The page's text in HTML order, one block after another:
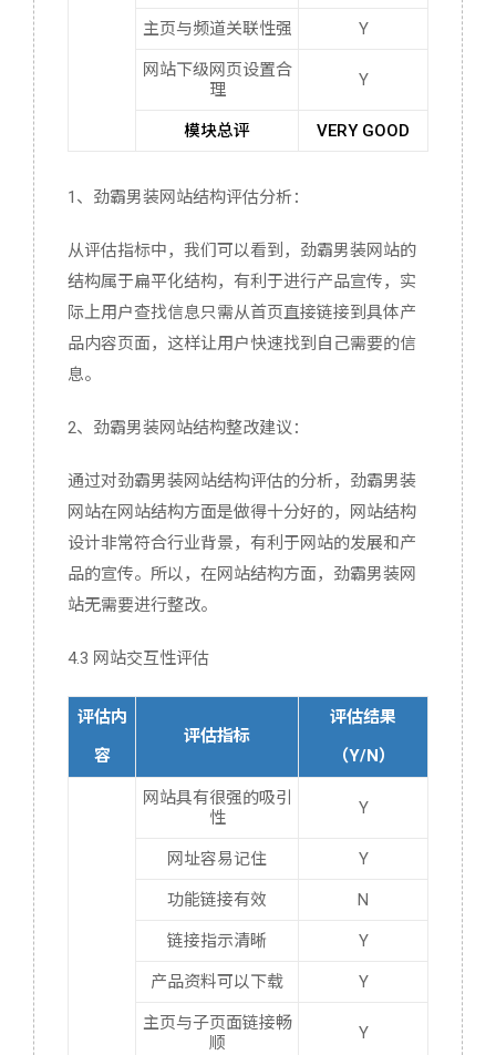
主页与频道关联性强 Y
网站下级网页设置合
理
Y
模块总评 VERY GOOD
1、劲霸男装网站结构评估分析：
从评估指标中，我们可以看到，劲霸男装网站的
结构属于扁平化结构，有利于进行产品宣传，实
际上用户查找信息只需从首页直接链接到具体产
品内容页面，这样让用户快速找到自己需要的信
息。
2、劲霸男装网站结构整改建议：
通过对劲霸男装网站结构评估的分析，劲霸男装
网站在网站结构方面是做得十分好的，网站结构
设计非常符合行业背景，有利于网站的发展和产
品的宣传。所以，在网站结构方面，劲霸男装网
站无需要进行整改。
4.3 网站交互性评估
评估内
容
评估指标
评估结果
（Y/N）
网站具有很强的吸引
性
Y
网址容易记住 Y
功能链接有效 N
链接指示清晰 Y
产品资料可以下载 Y
主页与子页面链接畅
顺
Y